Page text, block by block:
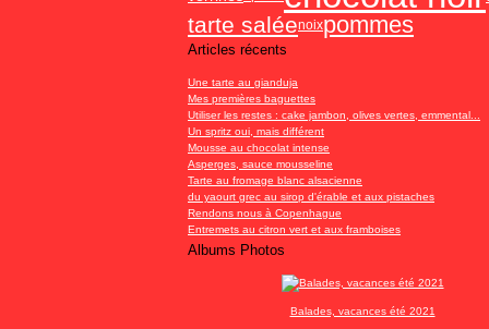
tarte saléenoixpommes
Articles récents
Une tarte au gianduja
Mes premières baguettes
Utiliser les restes : cake jambon, olives vertes, emmental...
Un spritz oui, mais différent
Mousse au chocolat intense
Asperges, sauce mousseline
Tarte au fromage blanc alsacienne
du yaourt grec au sirop d'érable et aux pistaches
Rendons nous à Copenhague
Entremets au citron vert et aux framboises
Albums Photos
Balades, vacances été 2021